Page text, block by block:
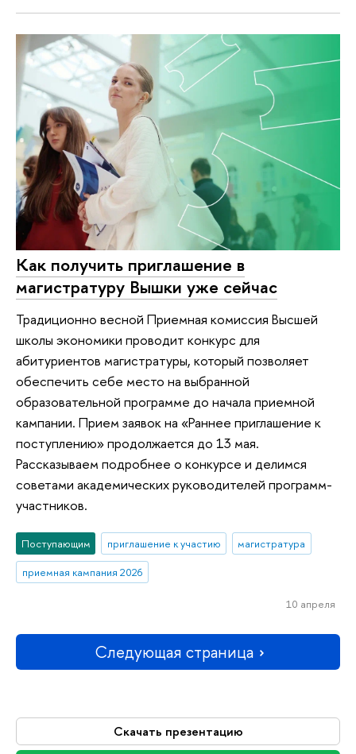
Скачать презентацию
Как получить приглашение в
магистратуру Вышки уже сейчас
Традиционно весной Приемная комиссия Высшей
школы экономики проводит конкурс для
абитуриентов магистратуры, который позволяет
обеспечить себе место на выбранной
образовательной программе до начала приемной
кампании. Прием заявок на «Раннее приглашение к
поступлению» продолжается до 13 мая.
Рассказываем подробнее о конкурсе и делимся
советами академических руководителей программ-
участников.
Поступающим приглашение к участию
магистратура
приемная кампания 2026
10 апреля
Следующая страница